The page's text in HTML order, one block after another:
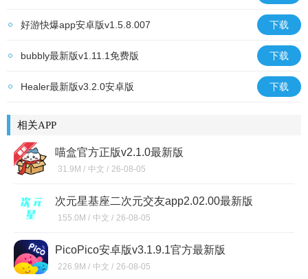
好游快爆app安卓版v1.5.8.007 下载
bubbly最新版v1.11.1免费版 下载
Healer最新版v3.2.0安卓版 下载
相关APP
喵盒官方正版v2.1.0最新版
31.9M / 中文 / 26-08-05
次元星基座二次元交友app2.02.00最新版
155.0M / 中文 / 26-08-05
PicoPico安卓版v3.1.9.1官方最新版
226.9M / 中文 / 26-08-05